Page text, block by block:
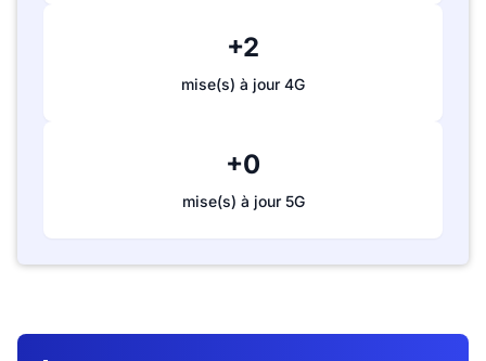
+2
mise(s) à jour 4G
+0
mise(s) à jour 5G